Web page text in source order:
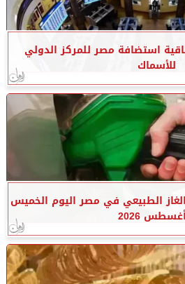
استضافة مصر للمركز الدولي
للأسماك
الطبيعي في مصر اليوم الخميس